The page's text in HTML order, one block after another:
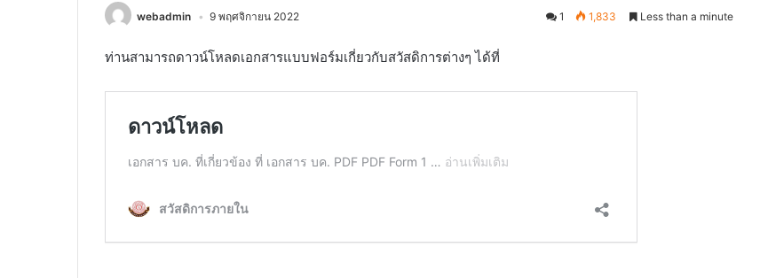
webadmin 9 พฤศจิกายน 2022 1 1,833 Less than a minute
ท่านสามารถดาวน์โหลดเอกสารแบบฟอร์มเกี่ยวกับสวัสดิการต่างๆ ได้ที่